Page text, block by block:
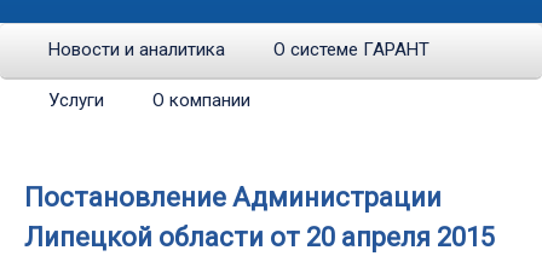
Новости и аналитика О системе ГАРАНТ
Услуги О компании
Постановление Администрации
Липецкой области от 20 апреля 2015